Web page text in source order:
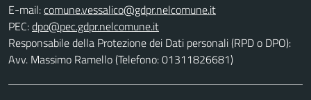
E-mail:
PEC:
Responsabile della Protezione dei Dati personali (RPD o DPO):
Avv. Massimo Ramello (Telefono: 01311826681)